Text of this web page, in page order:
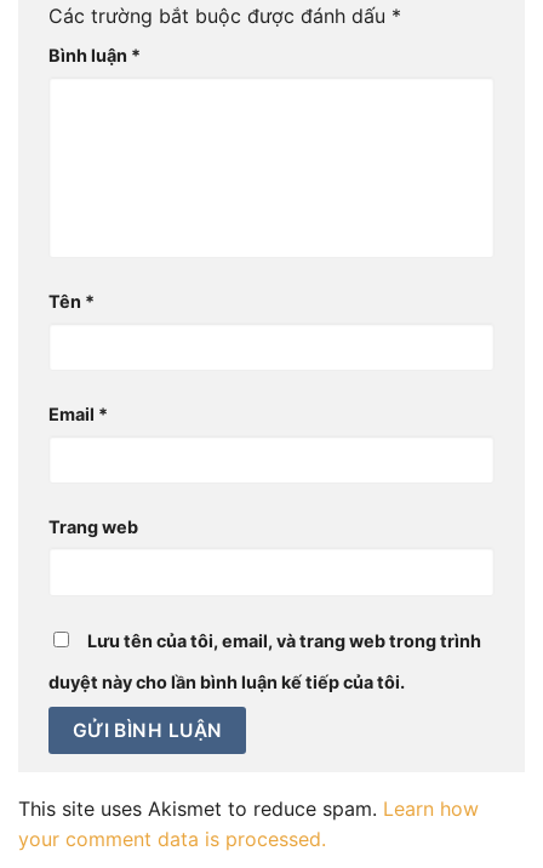
Các trường bắt buộc được đánh dấu *
Bình luận *
Tên *
Email *
Trang web
Lưu tên của tôi, email, và trang web trong trình
duyệt này cho lần bình luận kế tiếp của tôi.
This site uses Akismet to reduce spam. Learn how
your comment data is processed.